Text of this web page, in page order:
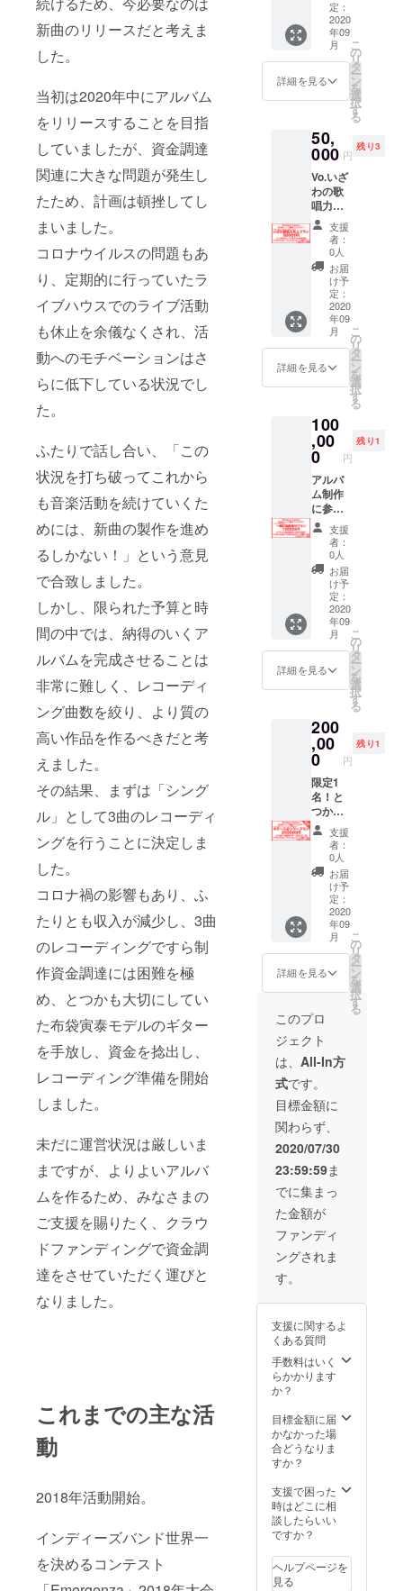
新曲のリリースだと考えま
した。
当初は2020年中にアルバム
をリリースすることを目指
していましたが、資金調達
関連に大きな問題が発生し
たため、計画は頓挫してし
まいました。
コロナウイルスの問題もあ
り、定期的に行っていたラ
イブハウスでのライブ活動
も休止を余儀なくされ、活
動へのモチベーションはさ
らに低下している状況でし
た。
ふたりで話し合い、「この
状況を打ち破ってこれから
も音楽活動を続けていくた
めには、新曲の製作を進め
るしかない！」という意見
で合致しました。
しかし、限られた予算と時
間の中では、納得のいくア
ルバムを完成させることは
非常に難しく、レコーディ
ング曲数を絞り、より質の
高い作品を作るべきだと考
えました。
その結果、まずは「シング
ル」として3曲のレコーディ
ングを行うことに決定しま
した。
コロナ禍の影響もあり、ふ
たりとも収入が減少し、3曲
のレコーディングですら制
作資金調達には困難を極
め、とつかも大切にしてい
た布袋寅泰モデルのギター
を手放し、資金を捻出し、
レコーディング準備を開始
しました。
未だに運営状況は厳しいま
まですが、よりよいアルバ
ムを作るため、みなさまの
ご支援を賜りたく、クラウ
ドファンディングで資金調
達をさせていただく運びと
なりました。
これまでの主な活
動
2018年活動開始。
インディーズバンド世界一
を決めるコンテスト
ファイ
ルでお
送りし
ます。
定は3
曲、す
6月現在
未発表
の作品
です。
☆特典3
【あな
たのお
名前を
アルバ
ムにク
レジッ
ト】
2021年
夏発売
予定の
Taka
Technic
タイト
ル未定)
に、支
援者と
してお
名前を
クレ
ジット
させて
いただ
きま
す。 ※
注意事
項 支援
時に必
ず備考
希望の
お名前
さい。
ご記入
のない
場合、
CAMPF
IREに登
録され
たニッ
クネー
ムを使
用させ
ていた
だきま
す。 ま
た、特
定の人
喩する
お名前
良俗に
反する
お名前
は掲載
をお断
りする
場合が
ござい
ます。
Tiki-
Taka
Technic
s 1st
Album(
タイト
ル未定)
は2021
年夏頃
す。 ク
レジッ
トのリ
ターン
はアル
バム発
実行さ
せてい
ただき
ターン
お届け
予定の
2020年
8月では
なく、
ザイン
は鋭意
製作
中。完
成次第
告知い
項 デザ
イン完
ロジェ
クト締
め切り
までに
間に合
わない
恐れが
ありま
す。 よ
りよい
製品を
作るた
時間を
いただ
理解、
ご了承
お願い
ます。
☆特典2
【感謝
のメッ
セージ
動画】
☆特典3
【完成
音源ダ
ウン
ロード
コー
特典4
【あな
アルバ
ムにク
レジッ
ト】 ※
注意事
項 支援
時に必
ず備考
欄にご
希望の
お名前
をご記
入くだ
さい。
ご記入
のない
CAMPF
IREに登
たニッ
クネー
ムを使
用させ
だきま
す。 ま
た、特
定の人
物を比
喩する
お名前
や公序
良俗に
反する
お名前
は掲載
をお断
ござい
ます。
Tiki-
Taka
Technic
s 1st
ル未定)
は2021
年夏頃
す。 ク
レジッ
トのリ
ターン
バム発
れるこ
とはあ
りませ
ん。 ☆
特典1
【Tiki-
Technic
福袋・
梅】
Tiki-
Taka
Technic
sグッズ
の詰め
合わせ
です。
Tシャツ
が必ず1
点入っ
ていま
す。 [
''Summ
er
Jam''
Authent
''Tiki-
Taka
DE
POP''
Long
Tee ] 上
記のう
ち、1点
が封入
されま
す。
【クラ
ウド
ファン
ディン
グ支援
者限定T
シャ
送りし
ます。
(同サイ
ズ欠品
の場
合、1サ
イズ上
となり
ます。)
Tシャツ
の他に
は... ・
サコッ
シュ ・
ニット
キャッ
プ ・コ
イン
ヨー ・
ジ ・ポ
スター
上記か
ら被り
なしで
通常価
格5000
円以上
封入い
たしま
す。 普
段使い
にもガ
ンガン
使って
特典2
【完全
手書き
ジャ
ケット
盤2ndシ
作はCD
盤のリ
リース
ませ
ん。 し
かし！
ジャ
ト、盤
面、歌
れる全
てのラ
イブに
ご招待
いたし
ます。
新曲発
表〜ア
制作に
向けた
勝負の1
年をぜ
ひその
目で見
届けて
くださ
い。 ☆
特典1
【Tiki-
Taka
Technic
s GIG 1
年間フ
リーパ
ス】 リ
年間、
ライブ
に無料
ご招待
いたし
ます。
ライブ
参加希
望の際
に予め
予約
メール
をいた
だいた
場合、
ゲスト
として
招待さ
※注意事
項 フ
リーパ
スは支
援者様
のお名
前入り
の画像
データ
でお送
りしま
す。 画
像を保
存いた
だき、
入場の
際ス
タッフ
さい。
フリー
パスの
ご使用
は支援
者様ご
本人の
みに限
らさせ
ていた
だきま
す。 ラ
イブ会
場に
よっ
て、別
途ドリ
ンク代
場合が
ござい
ます。
☆特
典2
【クラ
ディン
グ支援
者限定T
特典3
【感謝
のメッ
セージ
☆特典4
【完成
定：
2020
年09
月
詳細を見る
こ
の
リ
タ
ー
ン
を
選
択
す
る
50,
000 円
残り3
Vo.いざ
わの歌
唱力向
上プラ
ン！
Tiki-
Taka
Technic
sのボー
カルと
してフ
ロント
マンを
務める
いざわ
あば
名アー
ティス
トも多
数手掛
けるボ
イスト
レー
ナーの
下で、
密かに
練習に
励んで
いま
す。 そ
んない
ざわの
アルバ
ム制作
期間中
の成長
けられ
るプラ
ンで
す。
Tiki-
Taka
Technic
sのボー
カル
は、い
ざわあ
ばれ
だ！ ☆
特典1
【いざ
わのボ
イスト
レーニ
ングを
見守る
権】 い
ざわの
ボイス
トレー
ニング
に密着
したド
キュメ
ンタ
リー風
動画を
お送り
しま
す。
3ヶ月
間、ボ
イトレ
終了後
レッス
動画が
届きま
す。
レッス
ン報告
援者様
のリク
エスト
した曲
歌唱し
ます。
いざわ
のめざ
成長を
見守っ
支援
者：
0人
お届
け予
定：
2020
年09
月
詳細を見る
こ
の
リ
タ
ー
ン
を
選
択
す
る
100
,00
0 円
残り1
アルバ
ム制作
に参
加！一
緒に新
曲制作
プラ
ン！
Tiki-
Taka
Technic
sの新曲
制作に
参加で
きま
す！ 歌
曲アイ
デアを
一緒に
出した
り、レ
コー
ディン
グにご
参加い
ただけ
ます。
作曲や
ギター
の指導
も可能
です！
☆特典1
【Tiki-
Taka
Technic
sと一緒
に楽曲
制作】
アルバ
ム制作
に向け
た新曲
制作に
ご参加
いただ
けま
す！ 作
詞作曲
などの
デモ制
作、ま
たはレ
コー
ずれか1
参加い
ただけ
ます。
制作に
関与し
トはク
レジッ
ト記載
させて
きま
す。 一
緒に制
作した
源は音
声ファ
支援
者：
0人
お届
け予
定：
2020
年09
月
詳細を見る
こ
の
リ
タ
ー
ン
を
選
択
す
る
200
,00
0 円
残り1
限定1
名！と
つかう
まれの
メイン
ギター
スポン
サープ
ラン！
当プラ
ン支援
でプロ
ジェク
ト達成
がほぼ
確定！
な高額
支援プ
ランで
す。 今
回の制
作資金
捻出の
ため、
大切な
ギター
を手放
したと
つかに
新しい
ギター
を！ 希
望して
いるギ
n SG
2018
Cobalt
Fade」
です。
支援金
円では
少し届
きませ
んが、
はとつ
かの貯
金箱か
ら捻出
す。 プ
ラン支
支援
者：
0人
お届
け予
定：
2020
年09
月
詳細を見る
こ
の
リ
タ
ー
ン
を
選
択
す
る
このプロ
ジェクト
は、 All-In方
式です。
目標金額に
関わらず、
2020/07/30
23:59:59ま
でに集まっ
た金額が
ファンディ
ングされま
す。
支援に関するよ
くある質問
手数料はいく
らかかります
か？
目標金額に届
かなかった場
合どうなりま
すか？
支援で困った
時はどこに相
談したらいい
ですか？
ヘルプページを
見る